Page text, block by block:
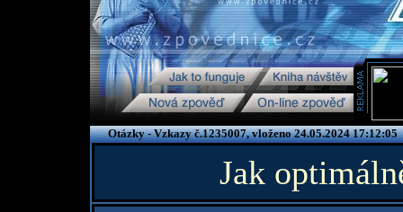
Otázky - Vzkazy č.1235007, vloženo 24.05.2024 17:12:05
Jak